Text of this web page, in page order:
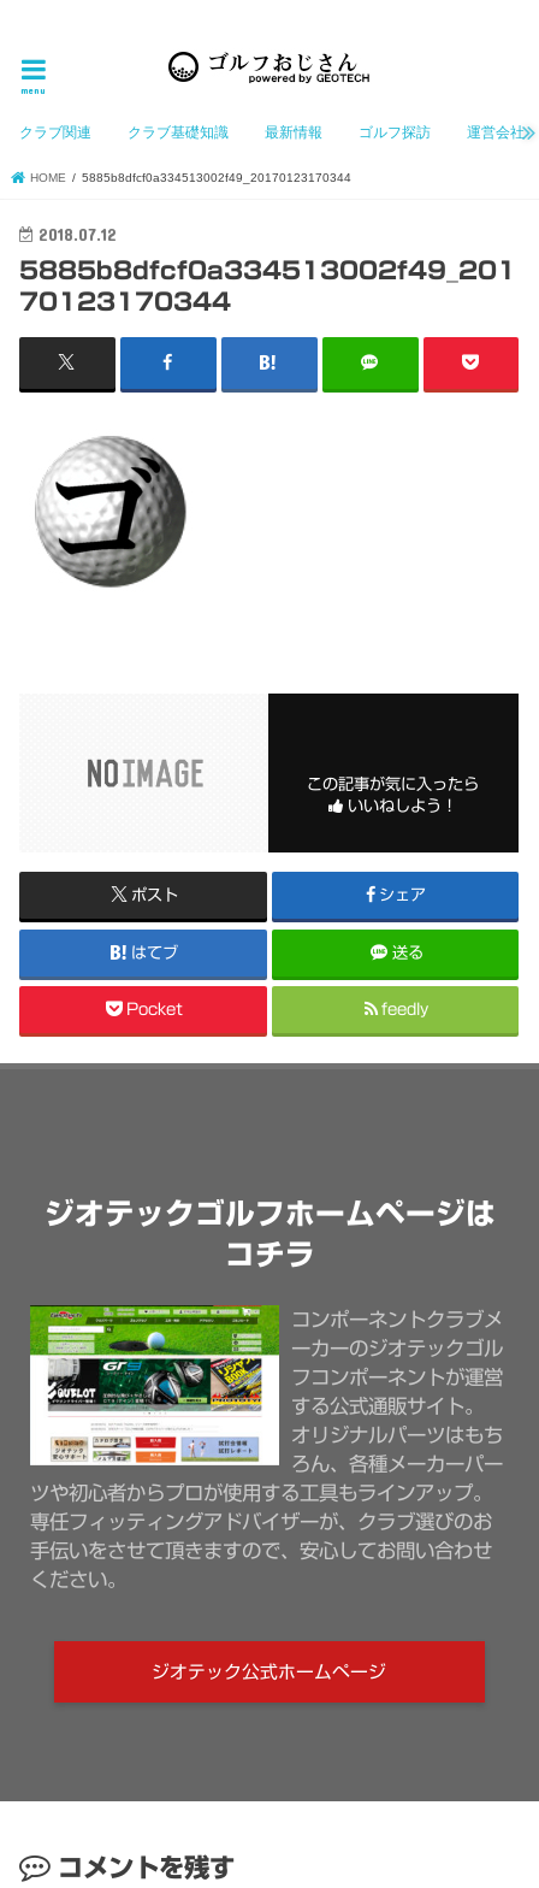
menu
クラブ関連 クラブ基礎知識 最新情報 ゴルフ探訪 運営会社
HOME 5885b8dfcf0a334513002f49_20170123170344
2018.07.12
5885b8dfcf0a334513002f49_201
70123170344
この記事が気に入ったら
いいねしよう！
ポスト シェア
はてブ 送る
Pocket feedly
ジオテックゴルフホームページは
コチラ
コンポーネントクラブメ
ーカーのジオテックゴル
フコンポーネントが運営
する公式通販サイト。
オリジナルパーツはもち
ろん、各種メーカーパー
ツや初心者からプロが使用する工具もラインアップ。
専任フィッティングアドバイザーが、クラブ選びのお
手伝いをさせて頂きますので、安心してお問い合わせ
ください。
ジオテック公式ホームページ
コメントを残す